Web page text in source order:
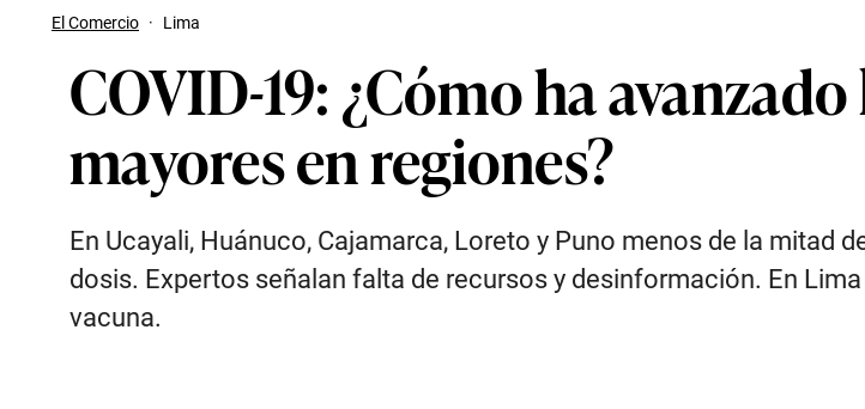
El Comercio · Lima
COVID-19: ¿Cómo ha
mayores en regiones?
En Ucayali, Huánuco, Cajamarca, Loreto y Puno menos de la mitad
dosis. Expertos señalan falta de recursos y desinformación. En
vacuna.